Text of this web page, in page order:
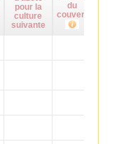
pour la
culture
suivante
du
couvert